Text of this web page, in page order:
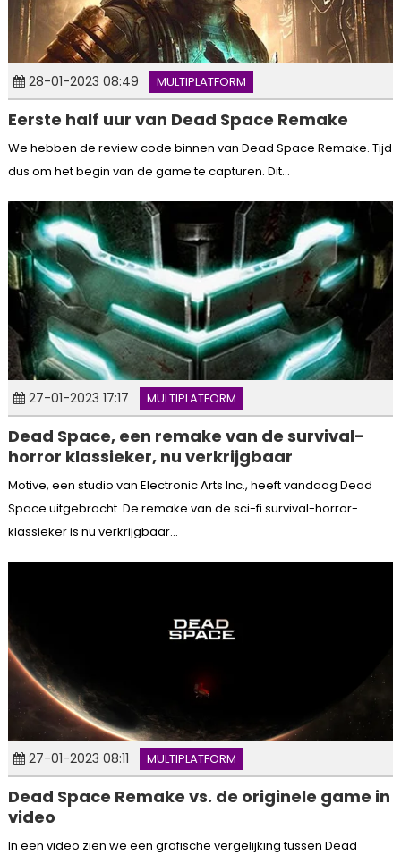
28-01-2023 08:49 MULTIPLATFORM
Eerste half uur van Dead Space Remake
We hebben de review code binnen van Dead Space Remake. Tijd
dus om het begin van de game te capturen. Dit...
27-01-2023 17:17 MULTIPLATFORM
Dead Space, een remake van de survival-
horror klassieker, nu verkrijgbaar
Motive, een studio van Electronic Arts Inc., heeft vandaag Dead
Space uitgebracht. De remake van de sci-fi survival-horror-
klassieker is nu verkrijgbaar...
27-01-2023 08:11 MULTIPLATFORM
Dead Space Remake vs. de originele game in
video
In een video zien we een grafische vergelijking tussen Dead